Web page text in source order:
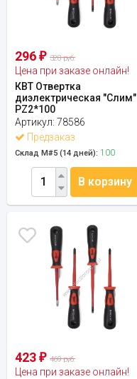
296 ₽ 328 руб.
Цена при заказе онлайн!
КВТ Отвертка
диэлектрическая "Слим"
PZ2*100
Артикул: 78586
Предзаказ
Склад М#5 (14 дней): 100
В корзину
423 ₽ 469 руб.
Цена при заказе онлайн!